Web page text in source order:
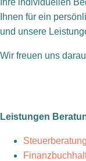
Ihnen für ein
und unsere
Wir freuen uns
Leistungen
Steuerberatung